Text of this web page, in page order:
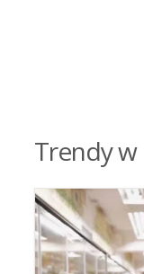
Trendy